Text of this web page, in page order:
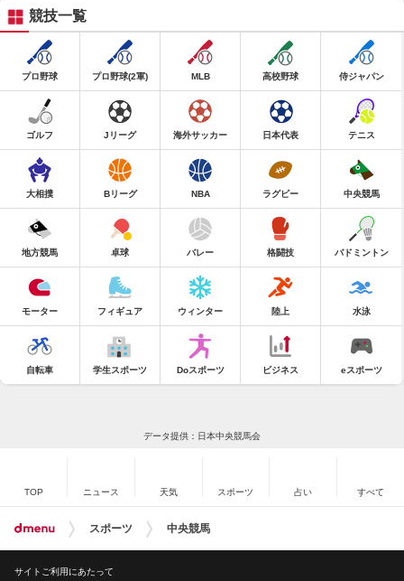
競技一覧
プロ野球 プロ野球(2軍) MLB 高校野球 侍ジャパン
ゴルフ Jリーグ 海外サッカー 日本代表 テニス
大相撲 Bリーグ NBA ラグビー 中央競馬
地方競馬 卓球 バレー 格闘技 バドミントン
モーター フィギュア ウィンター 陸上 水泳
自転車 学生スポーツ Doスポーツ ビジネス eスポーツ
データ提供：日本中央競馬会
TOP ニュース 天気 スポーツ 占い すべて
スポーツ 中央競馬
サイトご利用にあたって